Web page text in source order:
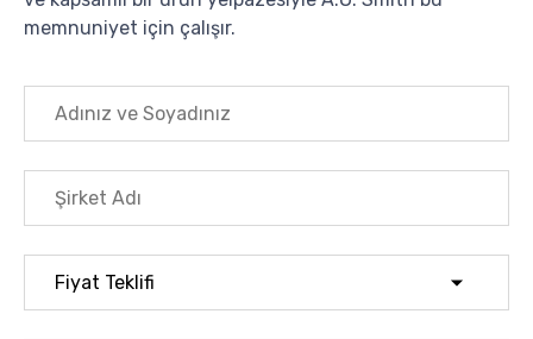
memnuniyet için çalışır.